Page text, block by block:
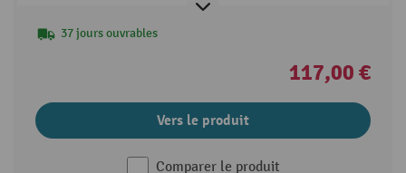
37 jours ouvrables
117,00 €
Vers le produit
Comparer le produit